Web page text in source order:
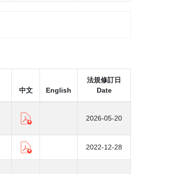
中文 English
法規修訂日
Date
2026-05-20
2022-12-28